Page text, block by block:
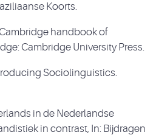
Koorts.
handbook of
Cambridge University Press.
Sociolinguistics.
in de Nederlandse
in contrast, In: Bijdragen